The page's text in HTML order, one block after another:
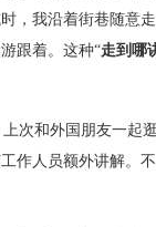
，我沿着街巷随意
跟着。这种“走到哪
上次和外国朋友一起
作人员额外讲解。